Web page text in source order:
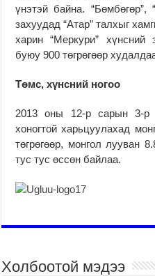
үнэтэй байна. “Бөмбөгөр”,
захуудад “Атар” талхыг
харин “Меркури” хүнсний
буюу 900 төгрөгөөр
Төмс, хүнсний ногоо
2013 оны 12-р сарын 3-р
хоногтой харьцуулахад
төгрөгөөр, монгол лууван
тус тус өссөн байлаа.
Холбоотой мэдээ